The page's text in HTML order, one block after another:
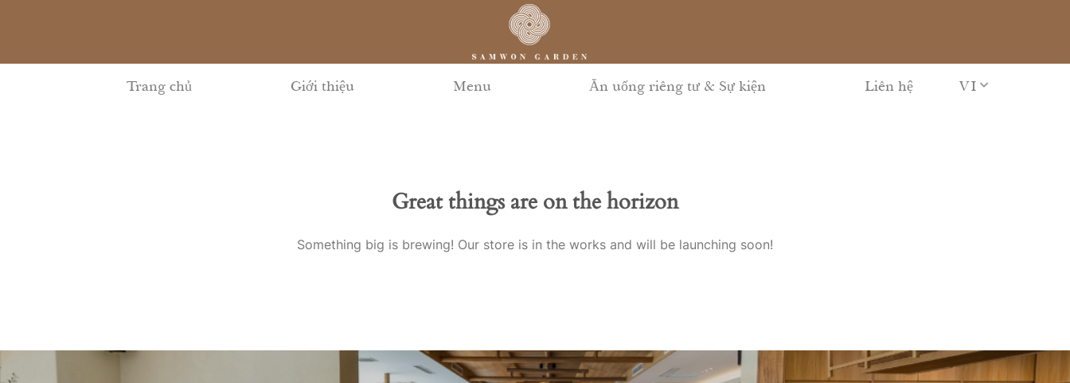
Trang chủ Giới thiệu Menu Ăn uống riêng tư & Sự kiện Liên hệ VI
Great things are on the horizon
Something big is brewing! Our store is in the works and will be launching soon!